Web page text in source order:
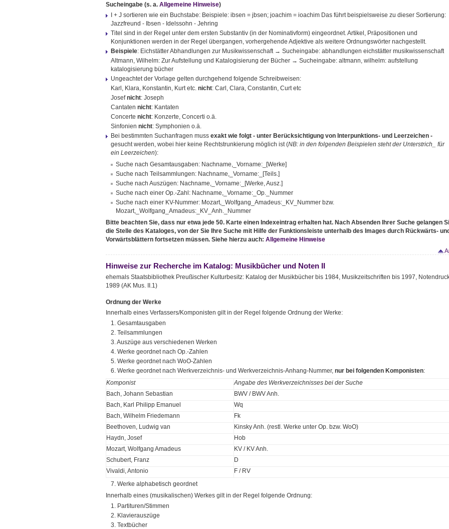
Sucheingabe(s. a. Allgemeine Hinweise)
I + J sortieren wie ein Buchstabe: Beispiele: ibsen = jbsen; joachim = ioachim Das führt beispielsweise zu dieser Sortierung:
Jazzfreund - Ibsen - Idelssohn - Jehring
Titel sind in der Regel unter dem ersten Substantiv (in der Nominativform) eingeordnet. Artikel, Präpositionen und
Konjunktionen werden in der Regel übergangen, vorhergehende Adjektive als weitere Ordnungswörter nachgestellt.
Beispiele: Eichstätter Abhandlungen zur Musikwissenschaft → Sucheingabe: abhandlungen eichstätter musikwissenschaft
Altmann, Wilhelm: Zur Aufstellung und Katalogisierung der Bücher → Sucheingabe: altmann, wilhelm: aufstellung
katalogisierung bücher
Ungeachtet der Vorlage gelten durchgehend folgende Schreibweisen:
Karl, Klara, Konstantin, Kurt etc. nicht: Carl, Clara, Constantin, Curt etc
Josefnicht: Joseph
Cantaten nicht: Kantaten
Concerte nicht: Konzerte, Concerti o.ä.
Sinfonien nicht: Symphonien o.ä.
Bei bestimmten Suchanfragen muss exakt wie folgt - unter Berücksichtigung von Interpunktions- und Leerzeichen -
gesucht werden, wobei hier keine Rechtstrunkierung möglich ist (NB: in den folgenden Beispielen steht der Unterstrich_ für
ein Leerzeichen):
Suche nach Gesamtausgaben: Nachname,_Vorname:_[Werke]
Suche nach Teilsammlungen: Nachname,_Vorname:_[Teils.]
Suche nach Auszügen: Nachname,_Vorname:_[Werke, Ausz.]
Suche nach einer Op.-Zahl: Nachname,_Vorname:_Op._Nummer
Suche nach einer KV-Nummer: Mozart,_Wolfgang_Amadeus:_KV_Nummer bzw.
Mozart,_Wolfgang_Amadeus:_KV_Anh._Nummer
Bitte beachten Sie, dass nur etwa jede 50. Karte einen Indexeintrag erhalten hat. Nach Absenden Ihrer Suche gelangen
die Stelle des Kataloges, von der Sie Ihre Suche mit Hilfe der Funktionsleiste unterhalb des Images durch Rückwärts-
Vorwärtsblättern fortsetzen müssen. Siehe hierzu auch: Allgemeine Hinweise
Hinweise zur Recherche im Katalog: Musikbücher und Noten II
ehemals Staatsbibliothek Preußischer Kulturbesitz: Katalog der Musikbücher bis 1984, Musikzeitschriften bis 1997,
1989 (AK Mus. II.1)
Ordnung der Werke
Innerhalb eines Verfassers/Komponisten gilt in der Regel folgende Ordnung der Werke:
1. Gesamtausgaben
2. Teilsammlungen
3. Auszüge aus verschiedenen Werken
4. Werke geordnet nach Op.-Zahlen
5. Werke geordnet nach WoO-Zahlen
6. Werke geordnet nach Werkverzeichnis- und Werkverzeichnis-Anhang-Nummer, nur bei folgenden Komponisten:
Komponist
Angabe des Werkverzeichnisses bei der Suche
Bach, Johann Sebastian
BWV / BWV Anh.
Bach, Karl Philipp Emanuel
Wq
Bach, Wilhelm Friedemann
Fk
Beethoven, Ludwig van
Kinsky Anh. (restl. Werke unter Op. bzw. WoO)
Haydn, Josef
Hob
Mozart, Wolfgang Amadeus
KV / KV Anh.
Schubert, Franz
D
Vivaldi, Antonio
F / RV
7. Werke alphabetisch geordnet
Innerhalb eines (musikalischen) Werkes gilt in der Regel folgende Ordnung:
1. Partituren/Stimmen
2. Klavierauszüge
3. Textbücher